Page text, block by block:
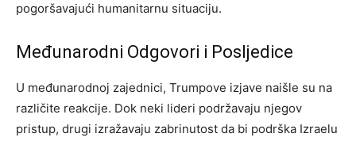
pogoršavajući humanitarnu situaciju.
Međunarodni Odgovori i Posljedice
U međunarodnoj zajednici, Trumpove izjave naišle su na
različite reakcije. Dok neki lideri podržavaju njegov
pristup, drugi izražavaju zabrinutost da bi podrška Izraelu